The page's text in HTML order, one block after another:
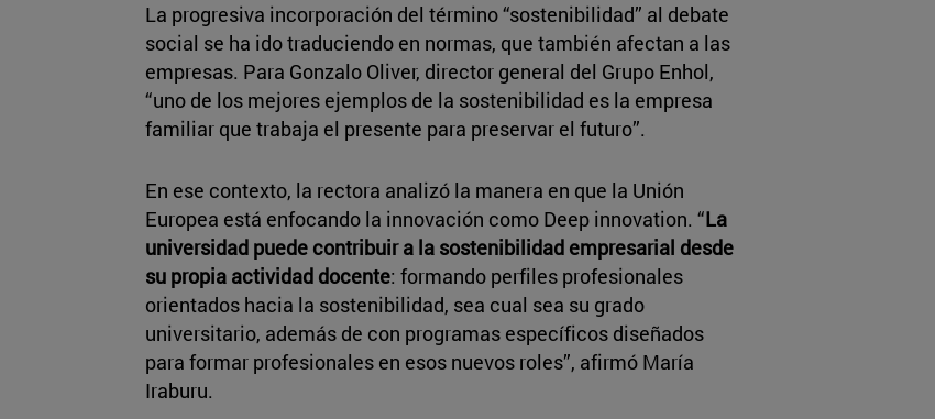
La progresiva incorporación del término “sostenibilidad” al debate
social se ha ido traduciendo en normas, que también afectan a las
empresas. Para Gonzalo Oliver, director general del Grupo Enhol,
“uno de los mejores ejemplos de la sostenibilidad es la empresa
familiar que trabaja el presente para preservar el futuro”.
En ese contexto, la rectora analizó la manera en que la Unión
Europea está enfocando la innovación como Deep innovation. “La
universidad puede contribuir a la sostenibilidad empresarial desde
su propia actividad docente: formando perfiles profesionales
orientados hacia la sostenibilidad, sea cual sea su grado
universitario, además de con programas específicos diseñados
para formar profesionales en esos nuevos roles”, afirmó María
Iraburu.